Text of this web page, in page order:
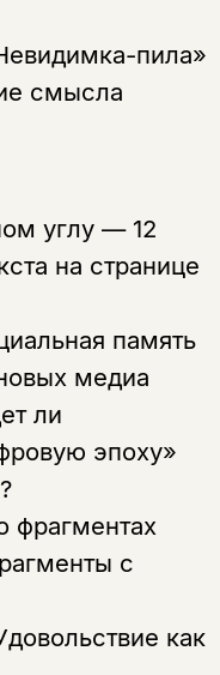
пила»
смысла
углу — 12
на странице
память
медиа
ли
эпоху»
фрагментах
с
как